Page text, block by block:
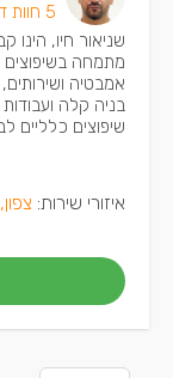
5 חוות דעת
מתמחה בשיפוצים
אמבטיה
בניה קלה
שיפוצים כלליים
איזורי שירות: